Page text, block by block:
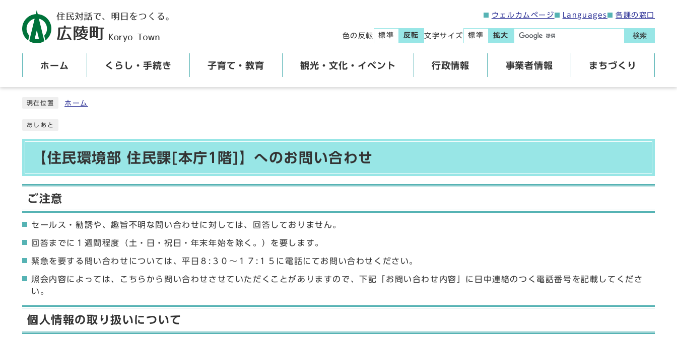
ウェルカムページ Languages 各課の窓口
色の反転 標準 反転 文字サイズ 標準 拡大 検索
ホーム くらし・手続き 子育て・教育 観光・文化・イベント 行政情報 事業者情報 まちづくり
現在位置 ホーム
あしあと
【住民環境部 住民課[本庁1階]】へのお問い合わせ
ご注意
セールス・勧誘や、趣旨不明な問い合わせに対しては、回答しておりません。
回答までに１週間程度（土・日・祝日・年末年始を除く。）を要します。
緊急を要する問い合わせについては、平日８:３０〜１７:１５に電話にてお問い合わせください。
照会内容によっては、こちらから問い合わせさせていただくことがありますので、下記「お問い合わせ内容」に日中連絡のつく電話番号を記載してくださ
い。
個人情報の取り扱いについて